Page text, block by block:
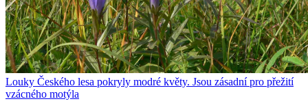
Louky Českého lesa pokryly modré květy. Jsou zásadní pro přežití
vzácného motýla